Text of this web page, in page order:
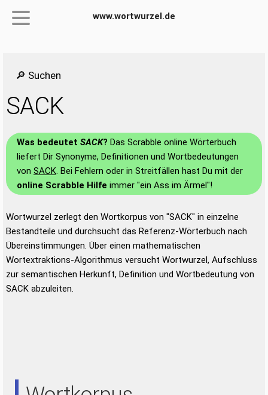
www.wortwurzel.de
🔎 Suchen
SACK
Was bedeutet SACK? Das Scrabble online Wörterbuch
liefert Dir Synonyme, Definitionen und Wortbedeutungen
von SACK. Bei Fehlern oder in Streitfällen hast Du mit der
online Scrabble Hilfe immer "ein Ass im Ärmel"!
Wortwurzel zerlegt den Wortkorpus von "SACK" in einzelne
Bestandteile und durchsucht das Referenz-Wörterbuch nach
Übereinstimmungen. Über einen mathematischen
Wortextraktions-Algorithmus versucht Wortwurzel, Aufschluss
zur semantischen Herkunft, Definition und Wortbedeutung von
SACK abzuleiten.